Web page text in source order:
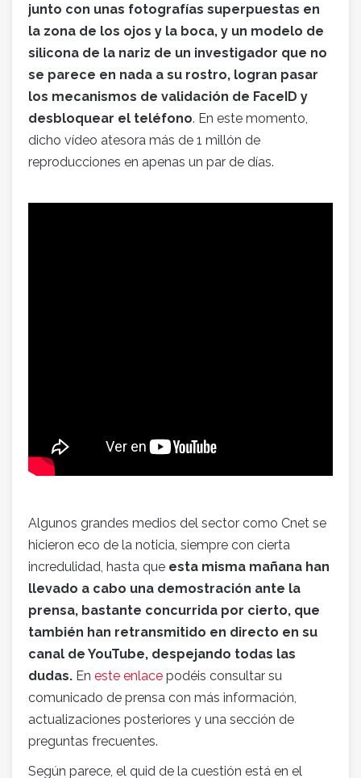
junto con unas fotografías superpuestas en
la zona de los ojos y la boca, y un modelo de
silicona de la nariz de un investigador que no
se parece en nada a su rostro, logran pasar
los mecanismos de validación de FaceID y
desbloquear el teléfono. En este momento,
dicho vídeo atesora más de 1 millón de
reproducciones en apenas un par de días.
Algunos grandes medios del sector como Cnet se
hicieron eco de la noticia, siempre con cierta
incredulidad, hasta que esta misma mañana han
llevado a cabo una demostración ante la
prensa, bastante concurrida por cierto, que
también han retransmitido en directo en su
canal de YouTube, despejando todas las
dudas. En este enlace podéis consultar su
comunicado de prensa con más información,
actualizaciones posteriores y una sección de
preguntas frecuentes.
Según parece, el quid de la cuestión está en el